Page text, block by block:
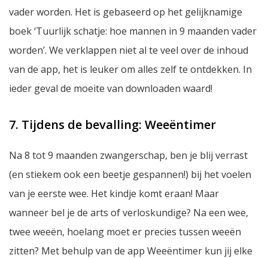
vader worden. Het is gebaseerd op het gelijknamige
boek ‘Tuurlijk schatje: hoe mannen in 9 maanden vader
worden’. We verklappen niet al te veel over de inhoud
van de app, het is leuker om alles zelf te ontdekken. In
ieder geval de moeite van downloaden waard!
7. Tijdens de bevalling: Weeëntimer
Na 8 tot 9 maanden zwangerschap, ben je blij verrast
(en stiekem ook een beetje gespannen!) bij het voelen
van je eerste wee. Het kindje komt eraan! Maar
wanneer bel je de arts of verloskundige? Na een wee,
twee weeën, hoelang moet er precies tussen weeën
zitten? Met behulp van de app Weeëntimer kun jij elke